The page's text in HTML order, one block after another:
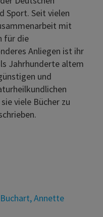
Sport. Seit vielen
mit
für die
Anliegen ist ihr
Jahrhunderte altem
und
viele Bücher zu
,Annette